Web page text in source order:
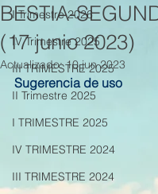
I Trimestre 2026
IV Trimestre 2025
III TRIMESTRE 2025
II Trimestre 2025
I TRIMESTRE 2025
IV TRIMESTRE 2024
III TRIMESTRE 2024
BESTIA-
(17 junio 2023)
Actualizado:10 jun 2023
Sugerencia de uso